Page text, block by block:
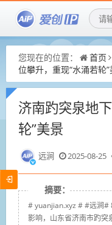
您现在的位置： 首页
位攀升，重现“水涌若轮
济南趵突泉地
轮”美景
远涧 2025-08-25
摘要：
# yuanjian.xyz # #远涧#
影响，山东省济南市趵突